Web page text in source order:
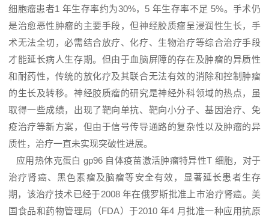
细胞瘤患者1 年生存率约为30%，5 年生存率不足 5%。手术仍
是治愈恶性肿瘤的主要手段，但神经胶质瘤呈浸润性生长，手
术无法全切，必需结合放疗、化疗、生物治疗等综合治疗手段
才能延长病人生存期。但由于血脑屏障的存在及肿瘤的异质性
和耐药性，传统的放化疗及其联合无法有效的消除和控制肿瘤
的生长及转移。神经胶质瘤的研究是神经外科领域的热点，虽
取得一些成绩，出现了靶向单抗、靶向小分子、基因治疗、免
疫治疗等新方案，但由于信号传导通路的复杂性以及肿瘤的异
质性，治疗一直未实现突破性进展。
应用热休克蛋白 gp96 自体疫苗激活肿瘤特异性T 细胞，对于
治疗肾癌、黑色素瘤及脑瘤等安全有效，显著延长患者生存
期，该治疗技术已经于2008 年在俄罗斯批准上市治疗肾癌。美
国食品和药物管理局（FDA）于2010 年4 月批准一种应用抗原